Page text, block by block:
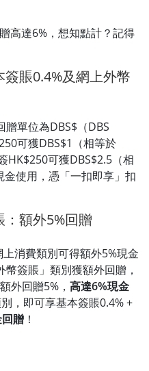
高達6%，想知點計？記得
賬0.4%及網上外幣
單位為DBS$（DBS
可獲DBS$1（相等於
HK$250可獲DBS$2.5（相
使用，憑「一扣即享」扣
額外5%回贈
消費類別可得額外5%現金
簽賬」類別獲額外回贈，
外回贈5%， 高達6%現金
，即可享基本簽賬0.4% +
贈 ！